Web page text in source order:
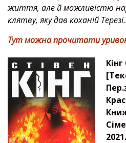
життя, але й можливістю
клятву, яку дав коханій
Тут можна прочитати
Кінг